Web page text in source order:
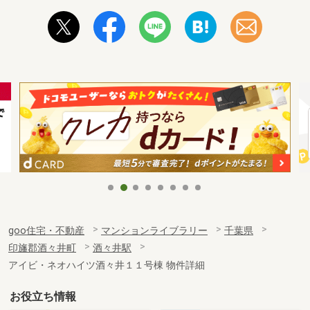
goo住宅・不動産 マンションライブラリー
千葉県
印旛郡酒々井町
酒々井駅
アイビ・ネオハイツ酒々井１１号棟 物件詳細
お役立ち情報